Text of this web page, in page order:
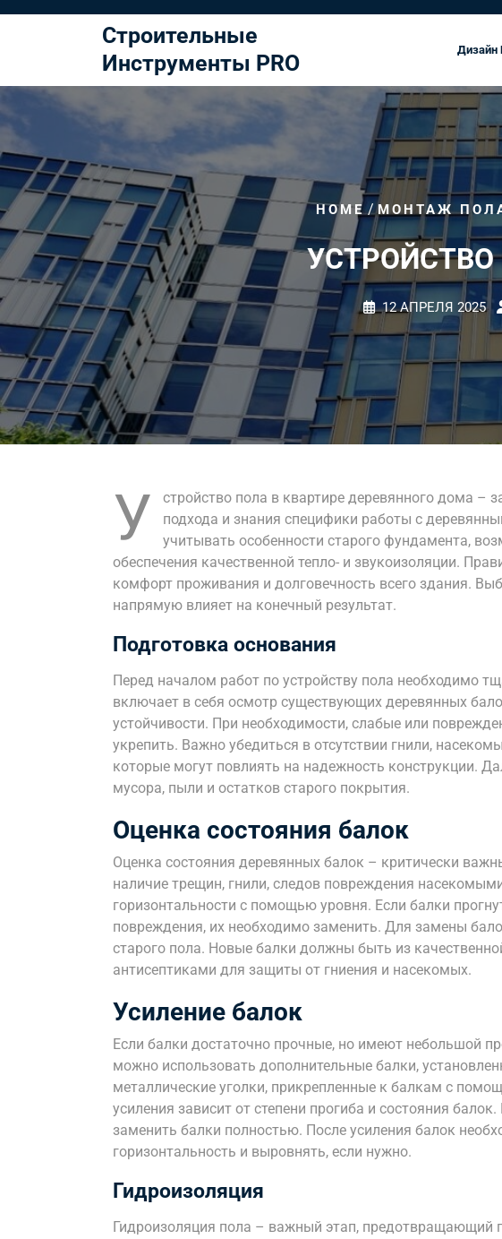
Строительные
Инструменты PRO
Дизайн
HOME/МОНТАЖ
12 АПРЕЛЯ 2025
У
стройство пола в квартире деревянного дома –
подхода и знания специфики работы с
учитывать особенности старого фундамента,
обеспечения качественной тепло- и звукоизоляции.
комфорт проживания и долговечность всего здания.
напрямую влияет на конечный результат.
Подготовка основания
Перед началом работ по устройству пола необходимо
включает в себя осмотр существующих деревянных
устойчивости. При необходимости, слабые или
укрепить. Важно убедиться в отсутствии гнили,
которые могут повлиять на надежность конструкции.
мусора, пыли и остатков старого покрытия.
Оценка состояния балок
Оценка состояния деревянных балок – критически
наличие трещин, гнили, следов повреждения
горизонтальности с помощью уровня. Если балки
повреждения, их необходимо заменить. Для замены
старого пола. Новые балки должны быть из
антисептиками для защиты от гниения и насекомых.
Усиление балок
Если балки достаточно прочные, но имеют небольшой
можно использовать дополнительные балки,
металлические уголки, прикрепленные к балкам с
усиления зависит от степени прогиба и состояния
заменить балки полностью. После усиления балок
горизонтальность и выровнять, если нужно.
Гидроизоляция
Гидроизоляция пола – важный этап, предотвращающий